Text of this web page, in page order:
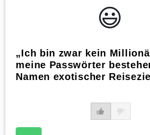
😃️
„Ich bin zwar kein
meine Passwörter
Namen exotischer